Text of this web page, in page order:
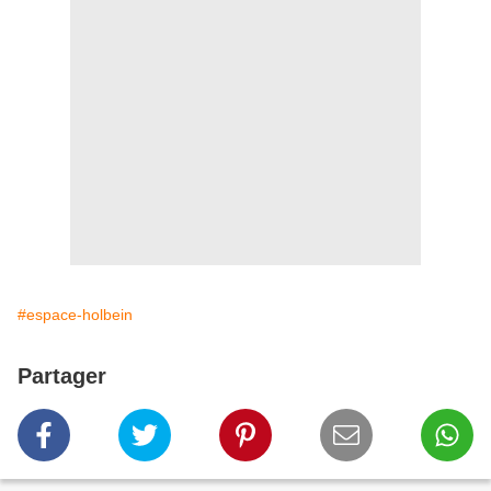
#espace-holbein
Partager